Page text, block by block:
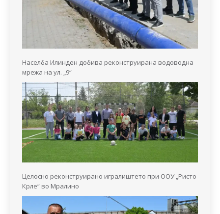
Населба Илинден добива реконструирана водоводна
мрежа на ул. „9“
Целосно реконструирано игралиштето при ООУ „Ристо
Крле“ во Мралино